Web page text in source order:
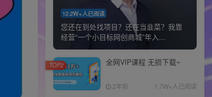
12.2W+人已阅读
您还在到处找项目？还在当韭菜？我靠
经营“一个小目标网创商城”年入...
全网VIP课程 无损下载~
2年前 1.7W+人已阅读
TOP2